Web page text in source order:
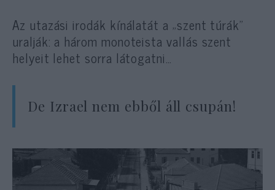
Az utazási irodák kínálatát a „szent túrák”
uralják: a három monoteista vallás szent
helyeit lehet sorra látogatni…
De Izrael nem ebből áll csupán!